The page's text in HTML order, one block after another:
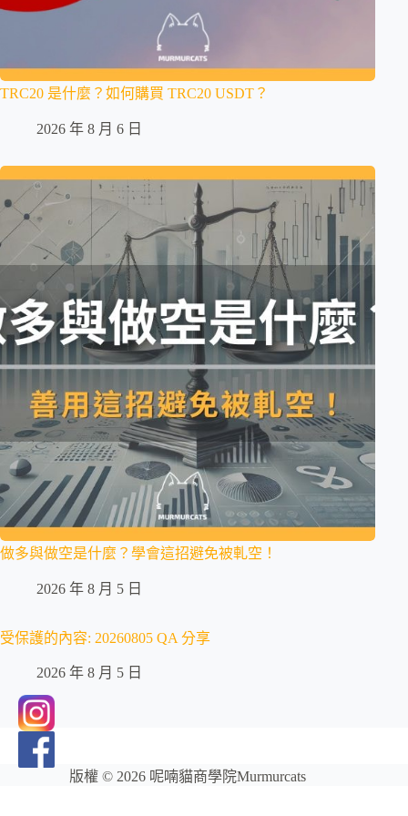
TRC20 是什麼？如何購買 TRC20 USDT？
2026 年 8 月 6 日
做多與做空是什麼？學會這招避免被軋空！
2026 年 8 月 5 日
受保護的內容: 20260805 QA 分享
2026 年 8 月 5 日
版權 © 2026 呢喃貓商學院Murmurcats